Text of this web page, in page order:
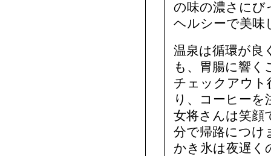
の味の濃さにび
ヘルシーで美味
温泉は循環が良
も、胃腸に響
チェックアウト
り、コーヒー
女将さんは笑顔
分で帰路につけ
かき氷は夜遅く